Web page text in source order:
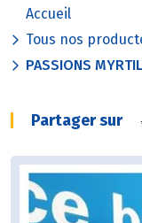
Accueil
Tous nos
PASSIONS
Partager sur